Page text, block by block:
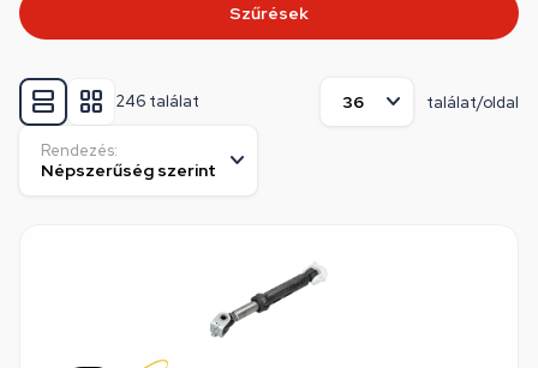
246 találat találat/oldal
Rendezés:
Szűrések